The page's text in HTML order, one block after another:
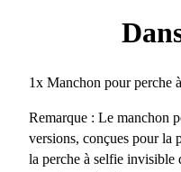
1x Manchon pour perche
Remarque : Le manchon
versions, conçues pour la
la perche à selfie invisible